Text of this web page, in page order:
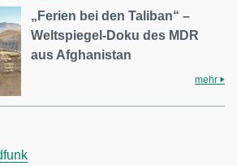
„Ferien bei den Taliban“ –
Weltspiegel-Doku des MDR
aus Afghanistan
mehr